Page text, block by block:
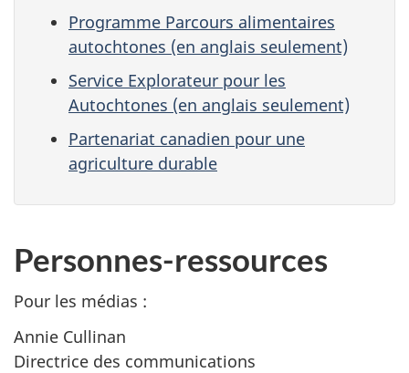
Programme Parcours alimentaires
autochtones (en anglais seulement)
Service Explorateur pour les
Autochtones (en anglais seulement)
Partenariat canadien pour une
agriculture durable
Personnes-ressources
Pour les médias :
Annie Cullinan
Directrice des communications